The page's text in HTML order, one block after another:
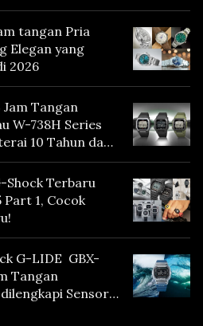
tangan Pria
Elegan yang
2026
Jam Tangan
W-738H Series
10 Tahun dan
Shock Terbaru
Part 1, Cocok
G-LIDE GBX-
Tangan
Sensor